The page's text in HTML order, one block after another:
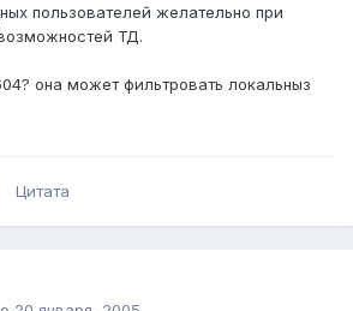
пользователей желательно при
ТД.
она может фильтровать локальныз
Цитата